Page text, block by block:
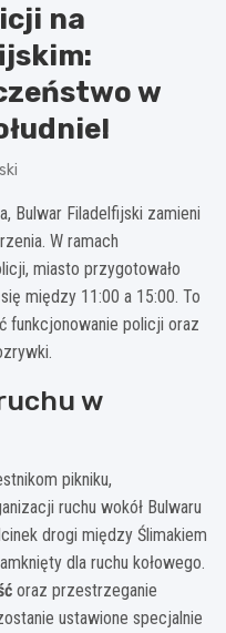
na
w
Bulwar Filadelfijski zamieni
W ramach
miasto przygotowało
między 11:00 a 15:00. To
funkcjonowanie policji oraz
w
pikniku,
ruchu wokół Bulwaru
drogi między Ślimakiem
dla ruchu kołowego.
oraz przestrzeganie
ustawione specjalnie